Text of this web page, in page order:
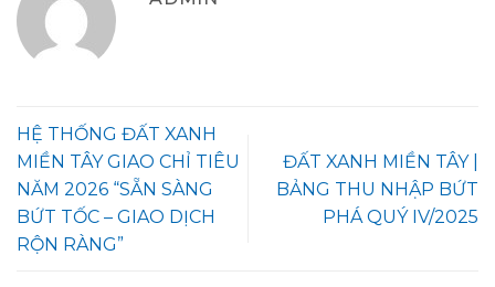
HỆ THỐNG ĐẤT XANH
MIỀN TÂY GIAO CHỈ TIÊU
NĂM 2026 “SẴN SÀNG
BỨT TỐC – GIAO DỊCH
RỘN RÀNG”
ĐẤT XANH MIỀN TÂY |
BẢNG THU NHẬP BỨT
PHÁ QUÝ IV/2025